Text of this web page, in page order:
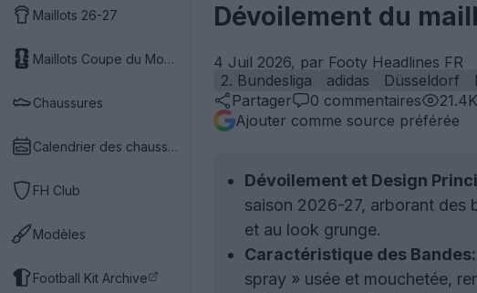
Maillots 26-27
Maillots Coupe du Monde 2026
Chaussures
Calendrier des chaussures
FH Club
Modèles
Football Kit Archive
Dévoilement du
4 Juil 2026, par Footy Headlines FR
2. Bundesliga
adidas Düsseldorf
Partager
0 commentaires 21.4K
Ajouter comme source préférée
Dévoilement et Design
saison 2026-27, arborant des
et au look grunge.
Caractéristique des Bandes:
spray » usée et mouchetée,